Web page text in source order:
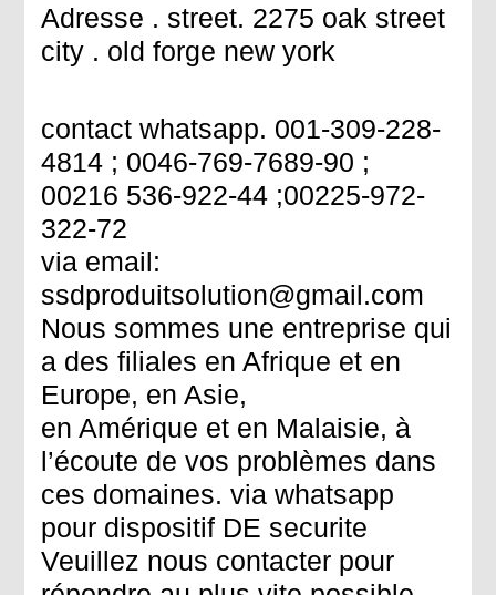
Adresse . street. 2275 oak street
city . old forge new york
contact whatsapp. 001-309-228-
4814 ; 0046-769-7689-90 ;
00216 536-922-44 ;00225-972-
322-72
via email:
ssdproduitsolution@gmail.com
Nous sommes une entreprise qui
a des filiales en Afrique et en
Europe, en Asie,
en Amérique et en Malaisie, à
l’écoute de vos problèmes dans
ces domaines. via whatsapp
pour dispositif DE securite
Veuillez nous contacter pour